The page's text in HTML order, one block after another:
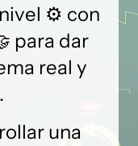
⚙️ con
para dar
real y
una